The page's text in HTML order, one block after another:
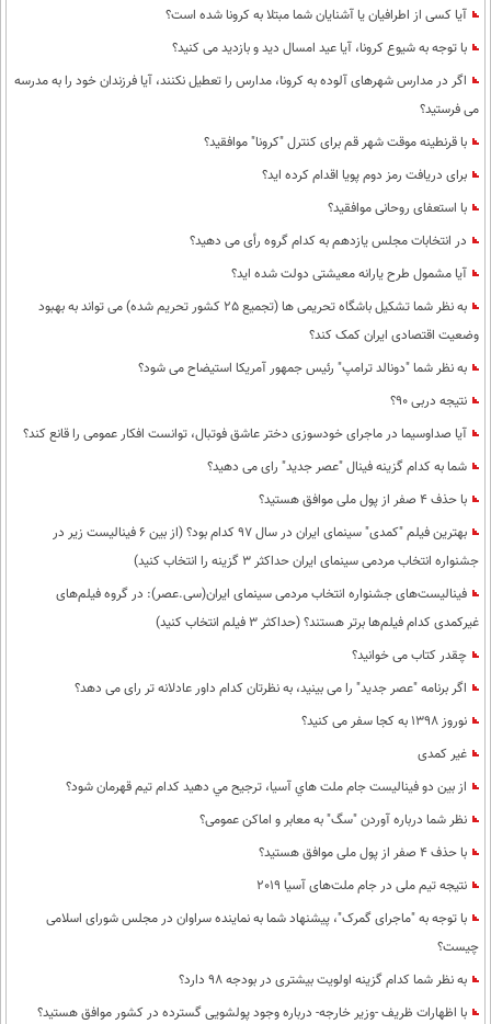
آیا کسی از اطرافیان یا آشنایان شما مبتلا به کرونا شده است؟
با توجه به شیوع کرونا، آیا عید امسال دید و بازدید می کنید؟
اگر در مدارس شهرهای آلوده به کرونا، مدارس را تعطیل نکنند، آیا فرزندان خود را به مدرسه
می فرستید؟
با قرنطینه موقت شهر قم برای کنترل "کرونا" موافقید؟
برای دریافت رمز دوم پویا اقدام کرده اید؟
با استعفای روحانی موافقید؟
در انتخابات مجلس یازدهم به کدام گروه رأی می دهید؟
آیا مشمول طرح یارانه معیشتی دولت شده اید؟
به نظر شما تشکیل باشگاه تحریمی ها (تجمیع 25 کشور تحریم شده) می تواند به بهبود
وضعیت اقتصادی ایران کمک کند؟
به نظر شما "دونالد ترامپ" رئیس جمهور آمریکا استیضاح می شود؟
نتیجه دربی 90؟
آیا صداوسیما در ماجرای خودسوزی دختر عاشق فوتبال، توانست افکار عمومی را قانع کند؟
شما به کدام گزینه فینال "عصر جدید" رای می دهید؟
با حذف 4 صفر از پول ملی موافق هستید؟
بهترین فیلم "کمدی" سینمای ایران در سال 97 کدام بود؟ (از بین 6 فینالیست زیر در
جشنواره انتخاب مردمی سینمای ایران حداکثر 3 گزینه را انتخاب کنید)
فینالیست‌های جشنواره انتخاب مردمی سینمای ایران(سی.عصر): در گروه فیلم‌های
غیرکمدی کدام فیلم‌ها برتر هستند؟ (حداکثر 3 فیلم انتخاب کنید)
چقدر کتاب می خوانید؟
اگر برنامه "عصر جدید" را می بینید، به نظرتان کدام داور عادلانه تر رای می دهد؟
نوروز 1398 به کجا سفر می کنید؟
غیر کمدی
از بين دو فيناليست جام ملت هاي آسيا، ترجيح مي دهيد كدام تيم قهرمان شود؟
نظر شما درباره آوردن "سگ" به معابر و اماکن عمومی؟
با حذف 4 صفر از پول ملی موافق هستید؟
نتیجه تیم ملی در جام ملت‌های آسیا 2019
با توجه به "ماجرای گمرک"، پیشنهاد شما به نماینده سراوان در مجلس شورای اسلامی
چیست؟
به نظر شما كدام گزینه اولویت بیشتری در بودجه 98 دارد؟
با اظهارات ظریف -وزیر خارجه- درباره وجود پولشویی گسترده در کشور موافق هستید؟